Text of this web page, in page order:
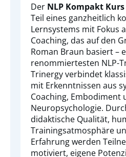
Der NLP Kompakt Kurs
Teil eines ganzheitlich
Lernsystems mit Fokus
Coaching, das auf den
Roman Braun basiert –
renommiertesten NLP-
Trinergy verbindet
mit Erkenntnissen aus
Coaching, Embodiment
Neuropsychologie.
didaktische Qualität,
Trainingsatmosphäre
Erfahrung werden
motiviert, eigene